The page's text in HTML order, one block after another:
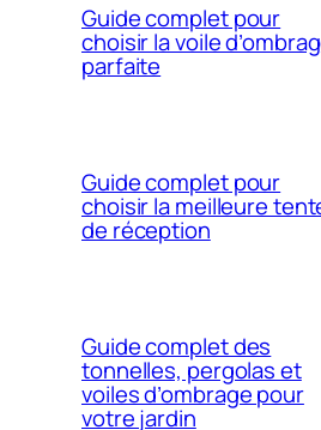
Guide complet pour
choisir la voile
parfaite
Guide complet pour
choisir la meilleure
de réception
Guide complet des
tonnelles, pergolas et
voiles d’ombrage pour
votre jardin